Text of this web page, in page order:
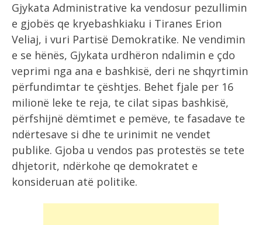
Gjykata Administrative ka vendosur pezullimin
e gjobës qe kryebashkiaku i Tiranes Erion
Veliaj, i vuri Partisë Demokratike. Ne vendimin
e se hënës, Gjykata urdhëron ndalimin e çdo
veprimi nga ana e bashkisë, deri ne shqyrtimin
përfundimtar te çështjes. Behet fjale per 16
milionë leke te reja, te cilat sipas bashkisë,
përfshijnë dëmtimet e pemëve, te fasadave te
ndërtesave si dhe te urinimit ne vendet
publike. Gjoba u vendos pas protestës se tete
dhjetorit, ndërkohe qe demokratet e
konsideruan atë politike.